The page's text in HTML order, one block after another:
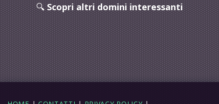
🔍Scopri altri domini interessanti